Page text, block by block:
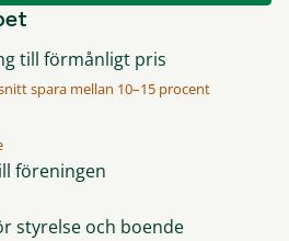
till förmånligt pris
spara mellan 10–15 procent
föreningen
styrelse och boende